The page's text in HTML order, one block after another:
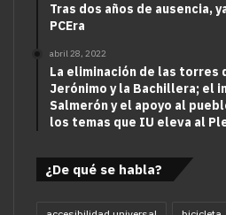
Tras dos años de ausencia,
PCEra
abril 28, 2022
La eliminación de las torres
Jerónimo y la Bachillera; el
Salmerón y el apoyo al
los temas que IU eleva al
¿De qué se habla?